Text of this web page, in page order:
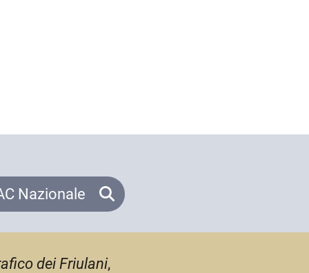
Nazionale
dei Friulani,